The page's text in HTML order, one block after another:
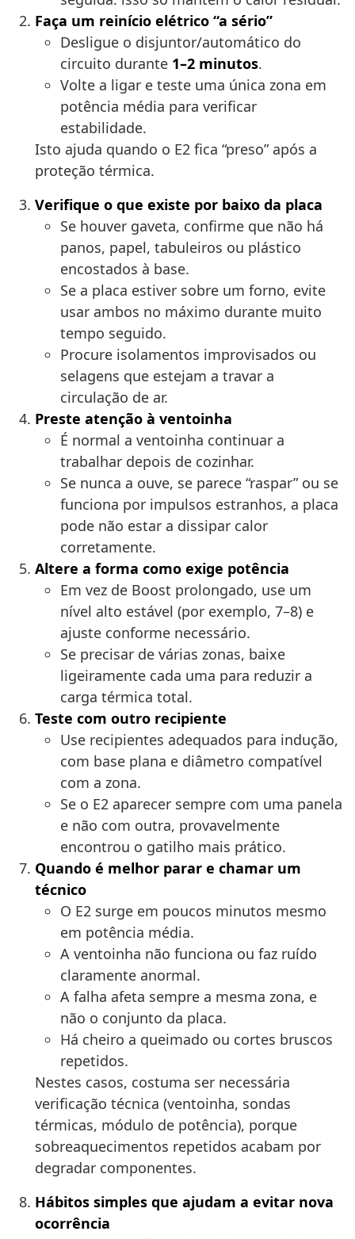
Faça um reinício elétrico “a sério”
Desligue o disjuntor/automático do
circuito durante 1–2 minutos.
Volte a ligar e teste uma única zona em
potência média para verificar
estabilidade.
Isto ajuda quando o E2 fica “preso” após a
proteção térmica.
Verifique o que existe por baixo da placa
Se houver gaveta, confirme que não há
panos, papel, tabuleiros ou plástico
encostados à base.
Se a placa estiver sobre um forno, evite
usar ambos no máximo durante muito
tempo seguido.
Procure isolamentos improvisados ou
selagens que estejam a travar a
circulação de ar.
Preste atenção à ventoinha
É normal a ventoinha continuar a
trabalhar depois de cozinhar.
Se nunca a ouve, se parece “raspar” ou se
funciona por impulsos estranhos, a placa
pode não estar a dissipar calor
corretamente.
Altere a forma como exige potência
Em vez de Boost prolongado, use um
nível alto estável (por exemplo, 7–8) e
ajuste conforme necessário.
Se precisar de várias zonas, baixe
ligeiramente cada uma para reduzir a
carga térmica total.
Teste com outro recipiente
Use recipientes adequados para indução,
com base plana e diâmetro compatível
com a zona.
Se o E2 aparecer sempre com uma panela
e não com outra, provavelmente
encontrou o gatilho mais prático.
Quando é melhor parar e chamar um
técnico
O E2 surge em poucos minutos mesmo
em potência média.
A ventoinha não funciona ou faz ruído
claramente anormal.
A falha afeta sempre a mesma zona, e
não o conjunto da placa.
Há cheiro a queimado ou cortes bruscos
repetidos.
Nestes casos, costuma ser necessária
verificação técnica (ventoinha, sondas
térmicas, módulo de potência), porque
sobreaquecimentos repetidos acabam por
degradar componentes.
Hábitos simples que ajudam a evitar nova
ocorrência